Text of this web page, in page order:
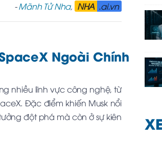
-Mãnh Tử Nha, NHA .ai.vn
Ngoài Chính
nhiều lĩnh vực công nghệ, từ
Đặc điểm khiến Musk nổi
đột phá mà còn ở sự kiên